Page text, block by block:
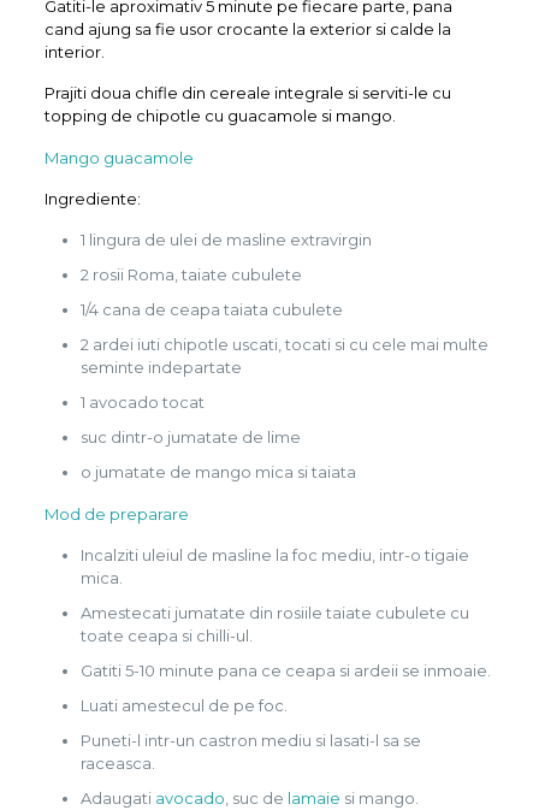
Gatiti-le aproximativ 5 minute pe fiecare parte, pana
cand ajung sa fie usor crocante la exterior si calde la
interior.
Prajiti doua chifle din cereale integrale si serviti-le cu
topping de chipotle cu guacamole si mango.
Mango guacamole
Ingrediente:
1 lingura de ulei de masline extravirgin
2 rosii Roma, taiate cubulete
1/4 cana de ceapa taiata cubulete
2 ardei iuti chipotle uscati, tocati si cu cele mai multe
seminte indepartate
1 avocado tocat
suc dintr-o jumatate de lime
o jumatate de mango mica si taiata
Mod de preparare
Incalziti uleiul de masline la foc mediu, intr-o tigaie
mica.
Amestecati jumatate din rosiile taiate cubulete cu
toate ceapa si chilli-ul.
Gatiti 5-10 minute pana ce ceapa si ardeii se inmoaie.
Luati amestecul de pe foc.
Puneti-l intr-un castron mediu si lasati-l sa se
raceasca.
Adaugati avocado , suc de lamaie si mango.